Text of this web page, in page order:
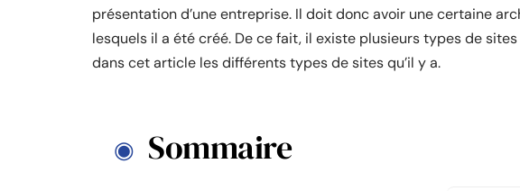
présentation d’une entreprise. Il doit donc avoir une certaine
lesquels il a été créé. De ce fait, il existe plusieurs types de
dans cet article les différents types de sites qu’il y a.
Sommaire